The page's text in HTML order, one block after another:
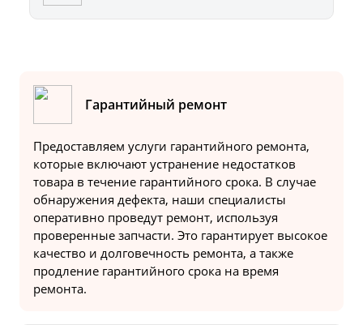
Гарантийный ремонт
Предоставляем услуги гарантийного ремонта,
которые включают устранение недостатков
товара в течение гарантийного срока. В случае
обнаружения дефекта, наши специалисты
оперативно проведут ремонт, используя
проверенные запчасти. Это гарантирует высокое
качество и долговечность ремонта, а также
продление гарантийного срока на время
ремонта.